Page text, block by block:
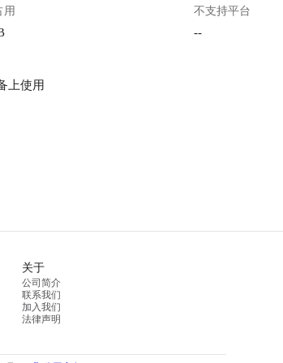
用 不支持平台
--
上使用
关于
公司简介
联系我们
加入我们
法律声明